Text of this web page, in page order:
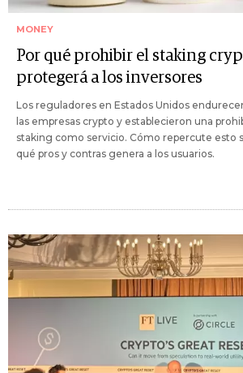
MONEY
Por qué prohibir el staking
protegerá a los inversores
Los reguladores en Estados Unidos
las empresas crypto y establecieron una
staking como servicio. Cómo repercute esto
qué pros y contras genera a los usuarios.